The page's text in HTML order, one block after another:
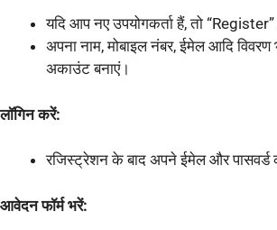
यदि आप नए उपयोगकर्ता हैं, तो
अपना नाम, मोबाइल नंबर, ईमेल आदि
अकाउंट बनाएं।
लॉगिन करें:
रजिस्ट्रेशन के बाद अपने ईमेल और पासवर्ड
आवेदन फॉर्म भरें: